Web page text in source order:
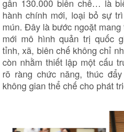
gần 130.000 biên chế… là
hành chính mới, loại bỏ sự
mún. Đây là bước ngoặt
mới mô hình quản trị quốc
tỉnh, xã, biên chế không chỉ
còn nhằm thiết lập một cấu
rõ ràng chức năng, thúc
không gian thể chế cho phát